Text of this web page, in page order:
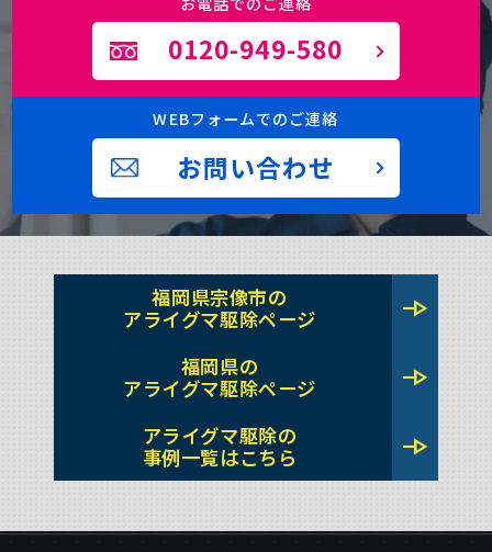
0120-949-580
WEBフォームでのご連絡
お問い合わせ
福岡県宗像市の
アライグマ駆除ページ
line_end_arrow
福岡県の
アライグマ駆除ページ
line_end_arrow
アライグマ駆除の
事例一覧はこちら
line_end_arrow